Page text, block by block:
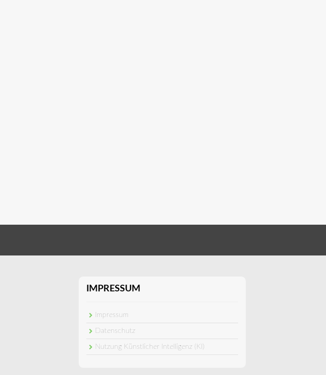
IMPRESSUM
Impressum
Datenschutz
Nutzung Künstlicher Intelligenz (KI)